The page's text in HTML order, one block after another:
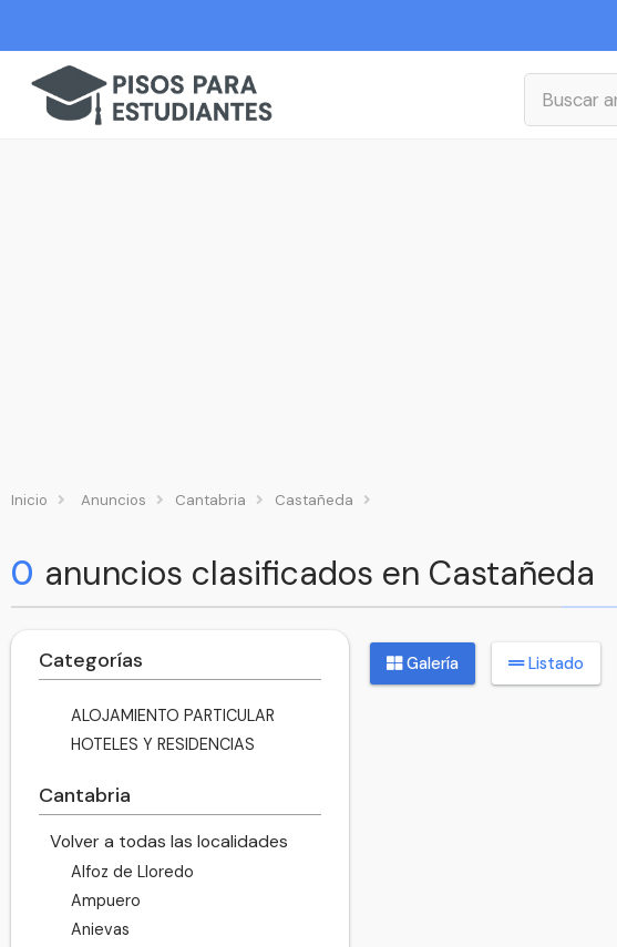
Inicio Anuncios Cantabria Castañeda
0 anuncios clasificados en Castañeda
Categorías
ALOJAMIENTO PARTICULAR
HOTELES Y RESIDENCIAS
Cantabria
Volver a todas las localidades
Alfoz de Lloredo
Ampuero
Anievas
Galería Listado